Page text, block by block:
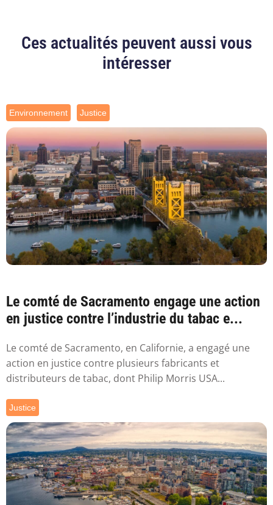
Ces actualités peuvent aussi vous
intéresser
Environnement Justice
Le comté de Sacramento engage une action
en justice contre l’industrie du tabac e...
Le comté de Sacramento, en Californie, a engagé une
action en justice contre plusieurs fabricants et
distributeurs de tabac, dont Philip Morris USA...
Justice